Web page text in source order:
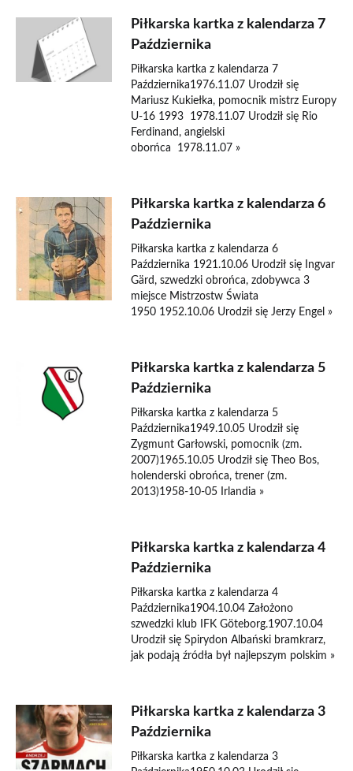
Piłkarska kartka z kalendarza 7
Października
Piłkarska kartka z kalendarza 7
Października1976.11.07 Urodził się
Mariusz Kukiełka, pomocnik mistrz Europy
U-16 1993 1978.11.07 Urodził się Rio
Ferdinand, angielski
oborńca 1978.11.07 »
Piłkarska kartka z kalendarza 6
Października
Piłkarska kartka z kalendarza 6
Października 1921.10.06 Urodził się Ingvar
Gärd, szwedzki obrońca, zdobywca 3
miejsce Mistrzostw Świata
1950 1952.10.06 Urodził się Jerzy Engel »
Piłkarska kartka z kalendarza 5
Października
Piłkarska kartka z kalendarza 5
Października1949.10.05 Urodził się
Zygmunt Garłowski, pomocnik (zm.
2007)1965.10.05 Urodził się Theo Bos,
holenderski obrońca, trener (zm.
2013)1958-10-05 Irlandia »
Piłkarska kartka z kalendarza 4
Października
Piłkarska kartka z kalendarza 4
Października1904.10.04 Założono
szwedzki klub IFK Göteborg.1907.10.04
Urodził się Spirydon Albański bramkrarz,
jak podają źródła był najlepszym polskim »
Piłkarska kartka z kalendarza 3
Października
Piłkarska kartka z kalendarza 3